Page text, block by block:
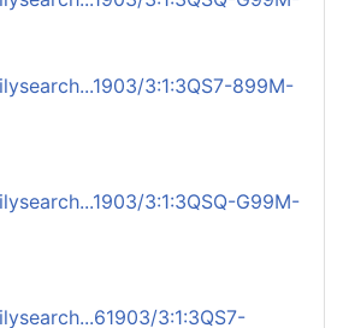
3:1:3QS7-899M-
3:1:3QSQ-G99M-
3:1:3QS7-